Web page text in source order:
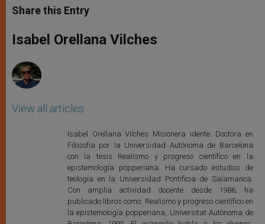
t
s
p
p
s
e
g
e
e
b
o
k
r
Share this Entry
Isabel Orellana Vilches
View all articles
Isabel Orellana Vilches Misionera idente. Doctora en
Filosofía por la Universidad Autónoma de Barcelona
con la tesis Realismo y progreso científico en la
epistemología popperiana. Ha cursado estudios de
teología en la Universidad Pontificia de Salamanca.
Con amplia actividad docente desde 1986, ha
publicado libros como: Realismo y progreso científico en
la epistemología popperiana, Universitat Autònoma de